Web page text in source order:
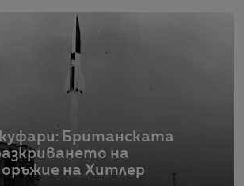
Британската
на
на Хитлер